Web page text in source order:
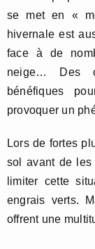
se met en «
hivernale est
face à de
neige… Des
bénéfiques
provoquer un
Lors de fortes
sol avant de les
limiter cette
engrais verts.
offrent une